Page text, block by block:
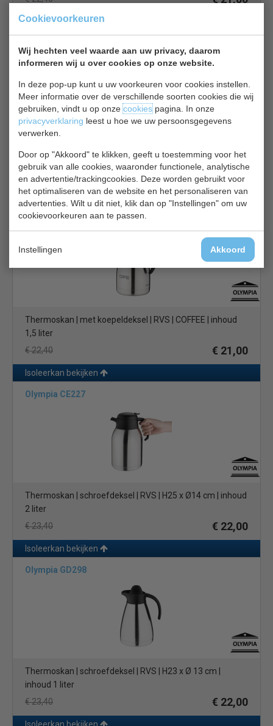
Cookievoorkeuren
Wij hechten veel waarde aan uw privacy, daarom
informeren wij u over cookies op onze website.
In deze pop-up kunt u uw voorkeuren voor cookies instellen.
Meer informatie over de verschillende soorten cookies die wij
gebruiken, vindt u op onzecookiespagina. In onze
privacyverklaring leest u hoe we uw persoonsgegevens
verwerken.
Door op "Akkoord" te klikken, geeft u toestemming voor het
gebruik van alle cookies, waaronder functionele, analytische
en advertentie/trackingcookies. Deze worden gebruikt voor
het optimaliseren van de website en het personaliseren van
advertenties. Wilt u dit niet, klik dan op "Instellingen" om uw
cookievoorkeuren aan te passen.
Instellingen Akkoord
Isoleerkan bekijken
inhoud 1,5 liter
€ 22,40
€ 21,00
Isoleerkan bekijken
Olympia DL161
Thermoskan | met koepeldeksel | RVS | COFFEE | inhoud
1,5 liter
€ 22,40
€ 21,00
Isoleerkan bekijken
Olympia CE227
Thermoskan | schroefdeksel | RVS | H25 x Ø14 cm | inhoud
2 liter
€ 23,40
€ 22,00
Isoleerkan bekijken
Olympia GD298
Thermoskan | schroefdeksel | RVS | H23 x Ø 13 cm |
inhoud 1 liter
€ 23,40
€ 22,00